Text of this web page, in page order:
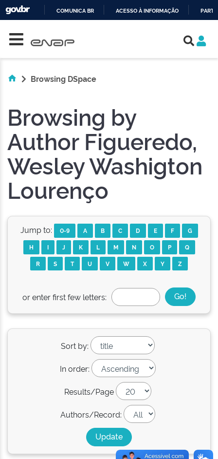
COMUNICA BR ACESSO À INFORMAÇÃO
Browsing DSpace
Browsing by
Author Figueredo,
Wesley Washigton
Lourenço
Jump to: 0-9 A B C D E F
G
H
I J K L M N O P
Q
R
S T U V W X Y Z
or enter first few letters:
Sort by:
In order:
Results/Page
Authors/Record: